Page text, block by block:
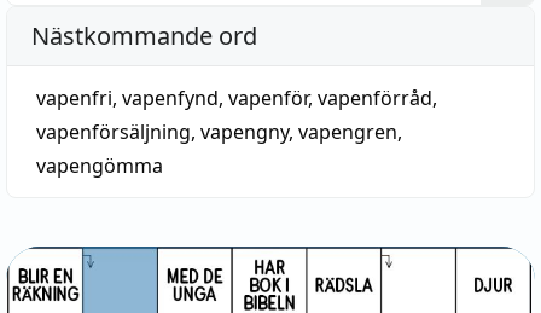
Nästkommande ord
vapenfri, vapenfynd, vapenför, vapenförråd,
vapenförsäljning, vapengny, vapengren,
vapengömma